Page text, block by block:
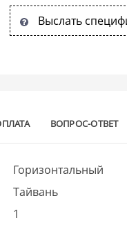
Выслать
ВОПРОС-ОТВЕТ
Горизонтальный
Тайвань
1